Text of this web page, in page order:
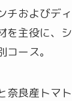
チおよびデ
を主役に、
ース。
奈良産トマ